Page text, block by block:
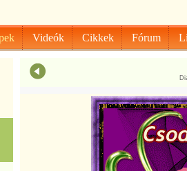
Videók Cikkek Fórum